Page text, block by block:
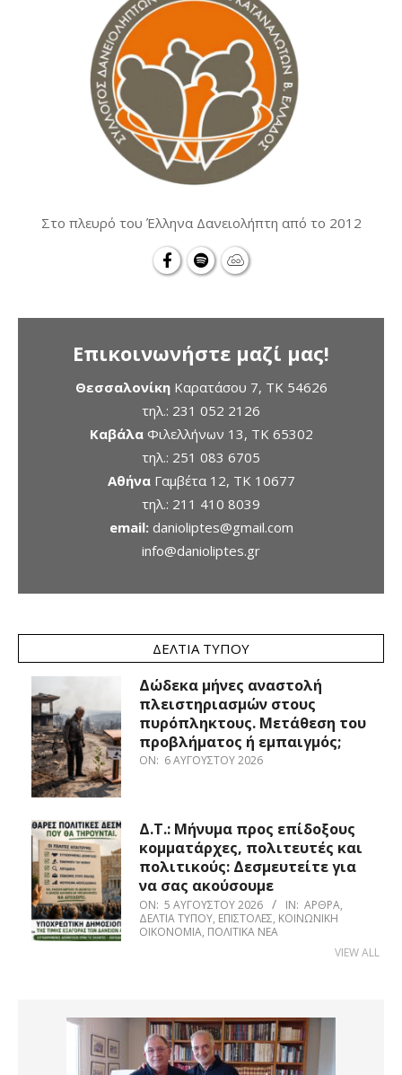
Στο πλευρό του Έλληνα Δανειολήπτη από το 2012
Επικοινωνήστε μαζί μας!
ΘεσσαλονίκηΚαρατάσου 7, TK 54626
τηλ.: 231 052 2126
ΚαβάλαΦιλελλήνων 13, ΤΚ 65302
τηλ.: 251 083 6705
ΑθήναΓαμβέτα 12, ΤΚ 10677
τηλ.: 211 410 8039
email: danioliptes@gmail.com
info@danioliptes.gr
ΔΕΛΤΊΑ ΤΎΠΟΥ
Δώδεκα μήνες αναστολή
πλειστηριασμών στους
πυρόπληκτους. Μετάθεση του
προβλήματος ή εμπαιγμός;
ON: 6 ΑΥΓΟΎΣΤΟΥ 2026
Δ.Τ.: Μήνυμα προς επίδοξους
κομματάρχες, πολιτευτές και
πολιτικούς: Δεσμευτείτε για
να σας ακούσουμε
ON: 5 ΑΥΓΟΎΣΤΟΥ 2026 IN: ΆΡΘΡΑ,
ΔΕΛΤΊΑ ΤΎΠΟΥ, ΕΠΙΣΤΟΛΈΣ, ΚΟΙΝΩΝΙΚΉ
ΟΙΚΟΝΟΜΊΑ, ΠΟΛΙΤΙΚΆ ΝΈΑ
VIEW ALL